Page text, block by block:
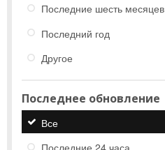
Последние шесть месяцев
Последний год
Другое
Последнее обновление
Все
Последние 24 часа